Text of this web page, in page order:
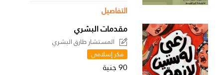
التفاصيل
مقدمات البشري
المستشار طارق البشري
فكر إسلامي
90 جنية